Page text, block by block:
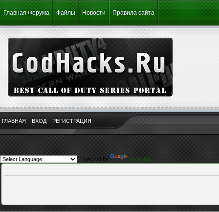
Главная Форума Файлы Новости Правила сайта
ГЛАВНАЯ ВХОД РЕГИСТРАЦИЯ
Powered by Translate